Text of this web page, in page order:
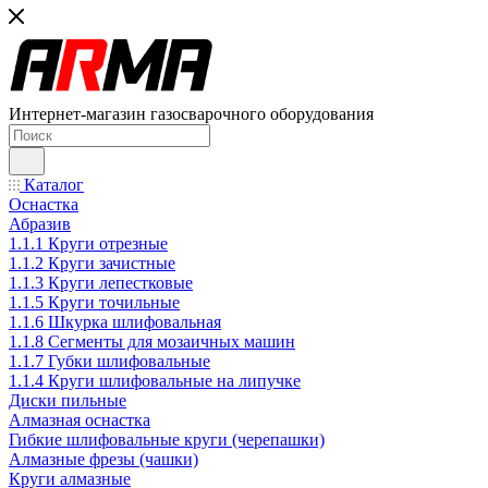
Интернет-магазин газосварочного оборудования
Каталог
Оснастка
Абразив
1.1.1 Круги отрезные
1.1.2 Круги зачистные
1.1.3 Круги лепестковые
1.1.5 Круги точильные
1.1.6 Шкурка шлифовальная
1.1.8 Сегменты для мозаичных машин
1.1.7 Губки шлифовальные
1.1.4 Круги шлифовальные на липучке
Диски пильные
Алмазная оснастка
Гибкие шлифовальные круги (черепашки)
Алмазные фрезы (чашки)
Круги алмазные